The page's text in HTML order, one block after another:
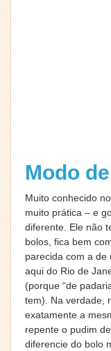
Modo
Muito conhecido
muito prática – e
diferente. Ele não
bolos, fica bem
parecida com a de
aqui do Rio de
(porque “de
tem). Na verdade,
exatamente a
repente o pudim
diferencie do bolo